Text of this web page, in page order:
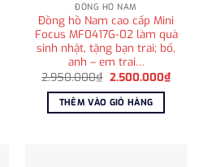
ĐỒNG HỒ NAM
Đồng hồ Nam cao cấp Mini
Focus MF0417G-02 làm quà
sinh nhật, tặng bạn trai; bố,
anh – em trai…
2.950.000₫ Giá
là:
2.950.000₫.
2.500.000₫Giá
hiện
THÊM VÀO GIỎ HÀNG